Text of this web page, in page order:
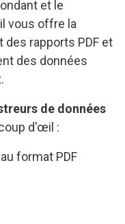
et le
vous offre la
rapports PDF et
des données
de données
d'œil :
format PDF